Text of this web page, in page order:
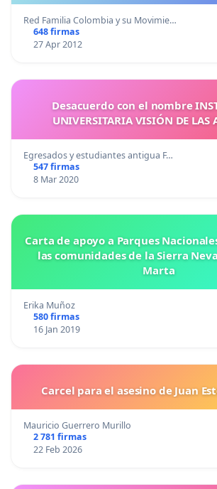
Red Familia Colombia y su Movimie…
648 firmas
27 Apr 2012
Desacuerdo con el nombre
UNIVERSITARIA VISIÓN DE LAS
Egresados y estudiantes antigua F…
547 firmas
8 Mar 2020
Carta de apoyo a Parques
las comunidades de la Sierra
Marta
Erika Muñoz
580 firmas
16 Jan 2019
Carcel para el asesino de Juan
Mauricio Guerrero Murillo
2 781 firmas
22 Feb 2026